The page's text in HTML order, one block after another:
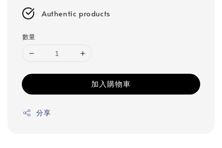
Authentic products
數量
加入購物車
分享